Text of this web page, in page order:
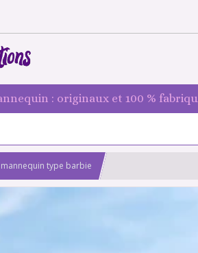
: originaux et 100 %
type barbie